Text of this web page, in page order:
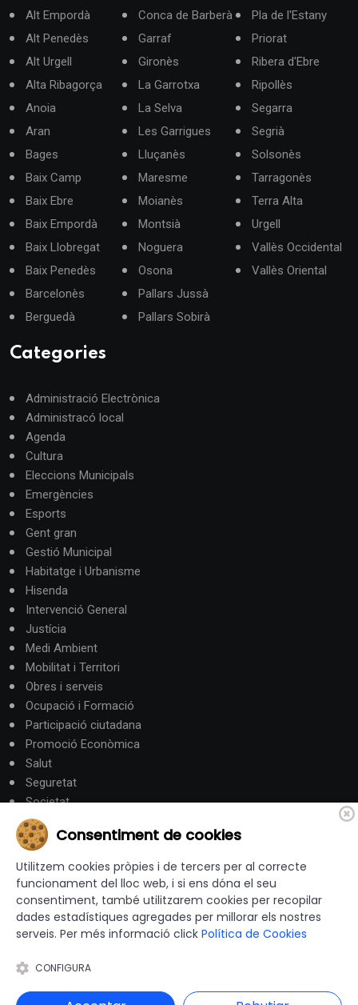
Alt Empordà
Alt Penedès
Alt Urgell
Alta Ribagorça
Anoia
Aran
Bages
Baix Camp
Baix Ebre
Baix Empordà
Baix Llobregat
Baix Penedès
Barcelonès
Berguedà
Conca de Barberà
Garraf
Gironès
La Garrotxa
La Selva
Les Garrigues
Lluçanès
Maresme
Moianès
Montsià
Noguera
Osona
Pallars Jussà
Pallars Sobirà
Pla de l'Estany
Priorat
Ribera d'Ebre
Ripollès
Segarra
Segrià
Solsonès
Tarragonès
Terra Alta
Urgell
Vallès Occidental
Vallès Oriental
Categories
Administració Electrònica
Administracó local
Agenda
Cultura
Eleccions Municipals
Emergències
Esports
Gent gran
Gestió Municipal
Habitatge i Urbanisme
Hisenda
Intervenció General
Justícia
Medi Ambient
Mobilitat i Territori
Obres i serveis
Ocupació i Formació
Participació ciutadana
Promoció Econòmica
Salut
Seguretat
Societat
Turisme
Altres Canals
canalandorra.ad
© 2012-2026 Ajuntaments de Catalunya - Tots els drets
Avís Legal |Política de privacitat|
Consentiment de cookies
Utilitzem cookies pròpies i de tercers per al correcte
funcionament del lloc web, i si ens dóna el seu
consentiment, també utilitzarem cookies per recopilar
dades estadístiques agregades per millorar els nostres
serveis. Per més informació click Política de Cookies
CONFIGURA